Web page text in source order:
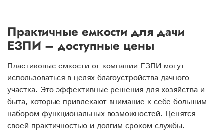
Практичные емкости для дачи
ЕЗПИ – доступные цены
Пластиковые емкости от компании ЕЗПИ могут
использоваться в целях благоустройства дачного
участка. Это эффективные решения для хозяйства и
быта, которые привлекают внимание к себе большим
набором функциональных возможностей. Ценятся
своей практичностью и долгим сроком службы.